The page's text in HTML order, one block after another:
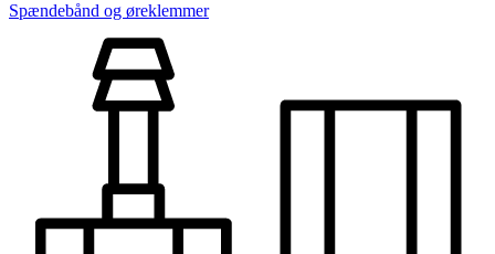
Spændebånd og øreklemmer